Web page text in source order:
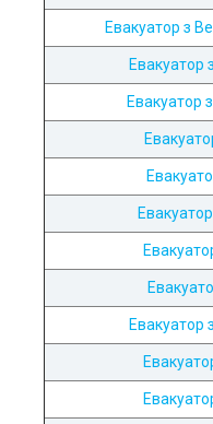
Евакуатор з
Евакуатор
Евакуатор
Евакуатор
Евакуатор